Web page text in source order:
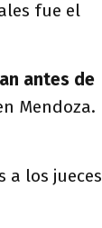
fue el
antes de
Mendoza.
a los jueces